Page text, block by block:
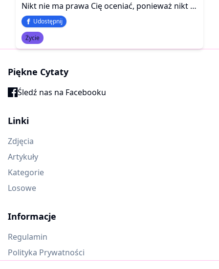
Nikt nie ma prawa Cię oceniać, ponieważ nikt nie wie przez co przeszedłeś w swoim życiu. Być może inni słyszeli o Tobie jakieś historie, ale nie czuli tego, co Ty czułeś głęboko w sercu.
Udostępnij
Życie
Piękne Cytaty
Śledź nas na Facebooku
Linki
Zdjęcia
Artykuły
Kategorie
Losowe
Informacje
Regulamin
Polityka Prywatności